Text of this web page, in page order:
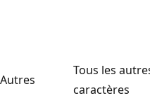
Autres
Tous les
caractères